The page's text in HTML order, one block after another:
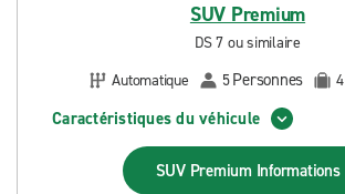
SUV Premium
DS 7 ou similaire
Automatique
5Personnes 4
Caractéristiques du véhicule
SUV Premium Informations